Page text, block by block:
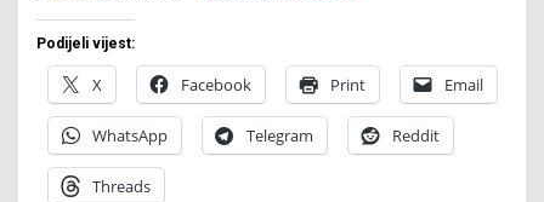
Podijeli vijest:
X Facebook Print Email
WhatsApp Telegram Reddit
Threads